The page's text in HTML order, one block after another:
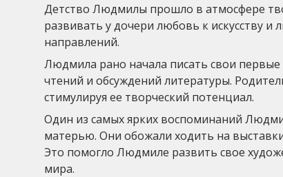
Детство Людмилы прошло в атмосфере
развивать у дочери любовь к искусству и
направлений.
Людмила рано начала писать свои первые
чтений и обсуждений литературы.
стимулируя ее творческий потенциал.
Один из самых ярких воспоминаний
матерью. Они обожали ходить на
Это помогло Людмиле развить свое
мира.